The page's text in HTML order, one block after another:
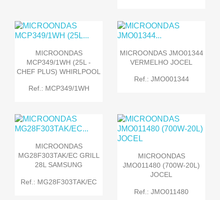
MICROONDAS
MCP349/1WH (25L -
CHEF PLUS) WHIRLPOOL
Ref.: MCP349/1WH
MICROONDAS JMO01344
VERMELHO JOCEL
Ref.: JMO001344
MICROONDAS
MG28F303TAK/EC GRILL
28L SAMSUNG
Ref.: MG28F303TAK/EC
MICROONDAS
JMO011480 (700W-20L)
JOCEL
Ref.: JMO011480